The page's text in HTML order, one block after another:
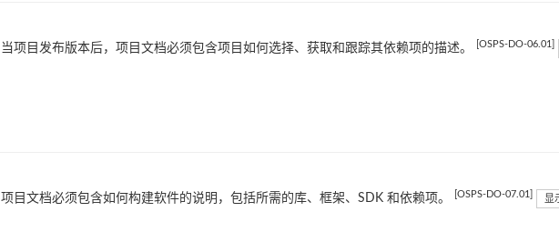
当项目发布版本后，项目文档必须包含项目如何选择、获取和跟踪其依赖项的描述。 [OSPS-DO-06.01]
项目文档必须包含如何构建软件的说明，包括所需的库、框架、SDK 和依赖项。 [OSPS-DO-07.01] 显